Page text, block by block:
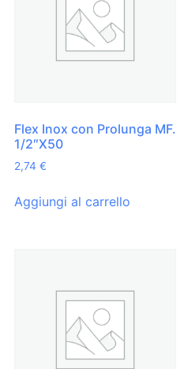
Flex Inox con Prolunga MF.
1/2″X50
2,74 €
Aggiungi al carrello